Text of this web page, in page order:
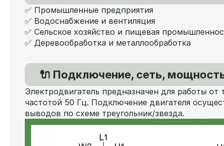
✅ Промышленные предприятия
✅ Водоснабжение и вентиляция
✅ Сельское хозяйство и пищевая
✅ Деревообработка и металлообработка
🔌 Подключение, сеть,
Электродвигатель предназначен для работы от
частотой 50 Гц. Подключение двигателя
выводов по схеме треугольник/звезда.